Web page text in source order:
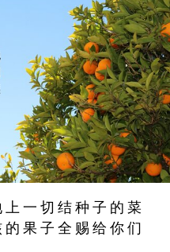
一 切 结 种 子 的 菜
果 子 全 赐 给 你 们